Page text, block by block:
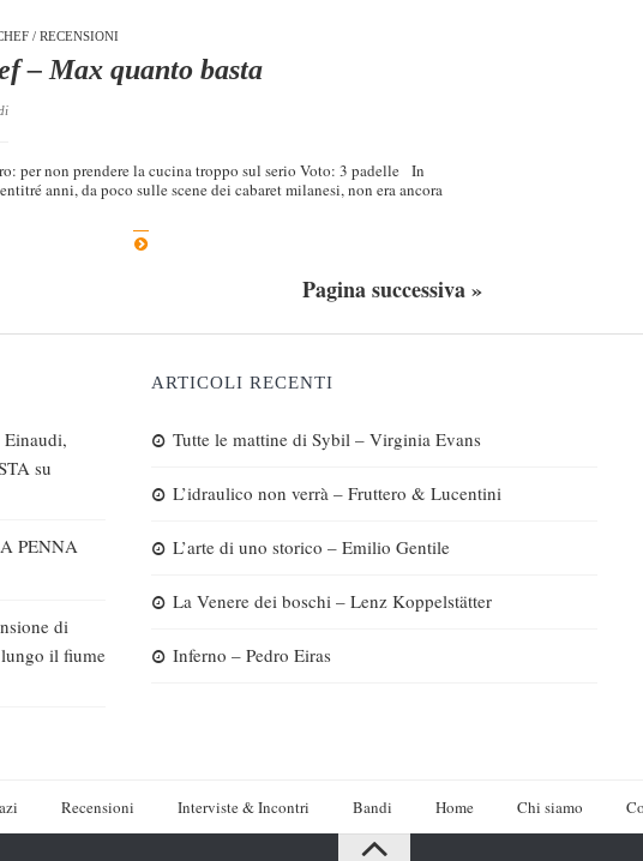
/ RECENSIONI
– Max quanto basta
per non prendere la cucina troppo sul serio Voto: 3 padelle In
anni, da poco sulle scene dei cabaret milanesi, non era ancora
Pagina successiva »
Einaudi,
su
PENNA
di
il fiume
ARTICOLI RECENTI
Tutte le mattine di Sybil – Virginia Evans
L’idraulico non verrà – Fruttero & Lucentini
L’arte di uno storico – Emilio Gentile
La Venere dei boschi – Lenz Koppelstätter
Inferno – Pedro Eiras
Recensioni Interviste & Incontri Bandi Home Chi siamo